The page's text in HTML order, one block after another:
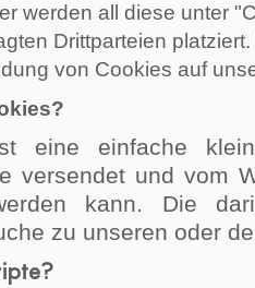
werden all diese unter
Drittparteien
von Cookies auf
eine einfache
versendet und vom
kann. Die
zu unseren oder